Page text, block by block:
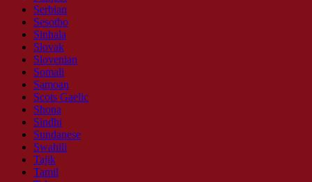
Serbian
Sesotho
Sinhala
Slovak
Slovenian
Somali
Samoan
Scots Gaelic
Shona
Sindhi
Sundanese
Swahili
Tajik
Tamil